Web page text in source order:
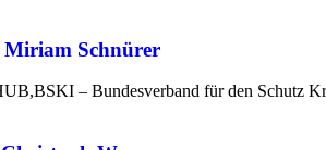
Miriam Schnürer
– Bundesverband für den Schutz